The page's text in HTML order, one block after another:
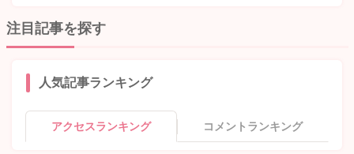
注目記事を探す
人気記事ランキング
アクセスランキング コメントランキング